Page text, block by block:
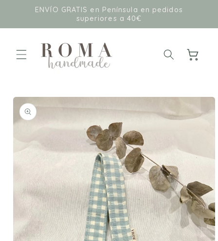
directamenteENVÍO GRATIS en Península en pedidos
superiores a 40€
Carrito
directamente
a la
información
del producto